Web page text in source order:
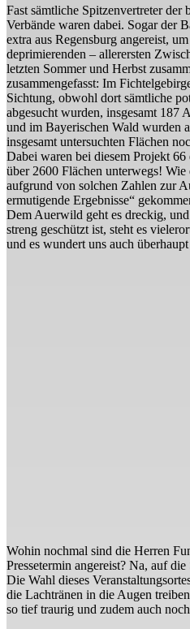
Fast sämtliche Spitzenvertreter der
Verbände waren dabei. Sogar der
extra aus Regensburg angereist,
deprimierenden – allerersten
letzten Sommer und Herbst
zusammengefasst: Im
Sichtung, obwohl dort sämtliche
abgesucht wurden, insgesamt 187
und im Bayerischen Wald wurden
insgesamt untersuchten Flächen
Dabei waren bei diesem Projekt
über 2600 Flächen unterwegs!
aufgrund von solchen Zahlen zur
ermutigende Ergebnisse“
Dem Auerwild geht es dreckig,
streng geschützt ist, steht es
und es wundert uns auch
Wohin nochmal sind die Herren
Pressetermin angereist? Na, auf
Die Wahl dieses
die Lachtränen in die Augen
so tief traurig und zudem auch